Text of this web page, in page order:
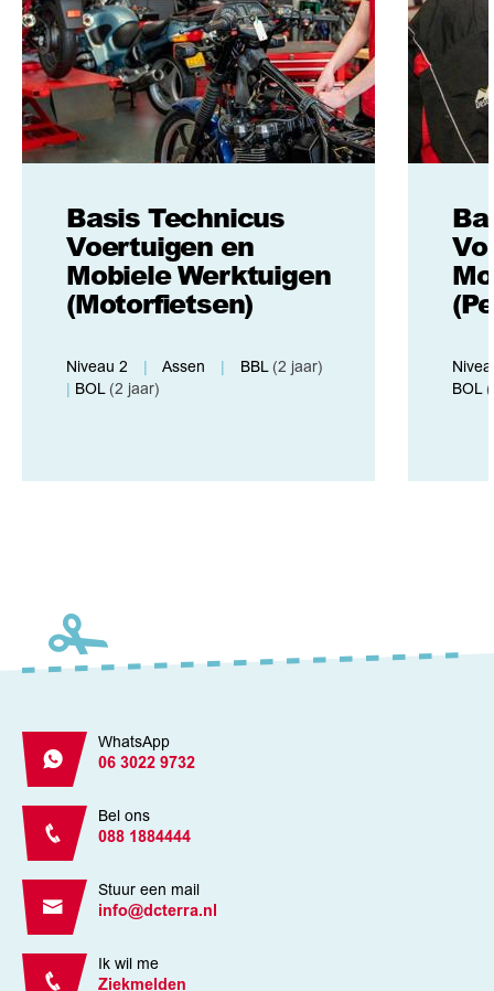
Basis Technicus
Voertuigen en
Mobiele Werktuigen
(Motorfietsen)
Niveau 2 Assen BBL (2 jaar)
BOL (2 jaar)
BOL
WhatsApp
06 3022 9732
Bel ons
088 1884444
Stuur een mail
info@dcterra.nl
Ik wil me
Ziekmelden